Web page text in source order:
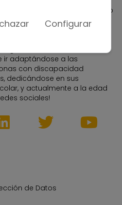
constituyó en 1962 por un grupo
seno a una persona con
la primera Asociación
Canario y una de las
de estos años la
ir adaptándose a las
con discapacidad
dedicándose en sus
y actualmente a la edad
sociales!
de Datos
Configurar